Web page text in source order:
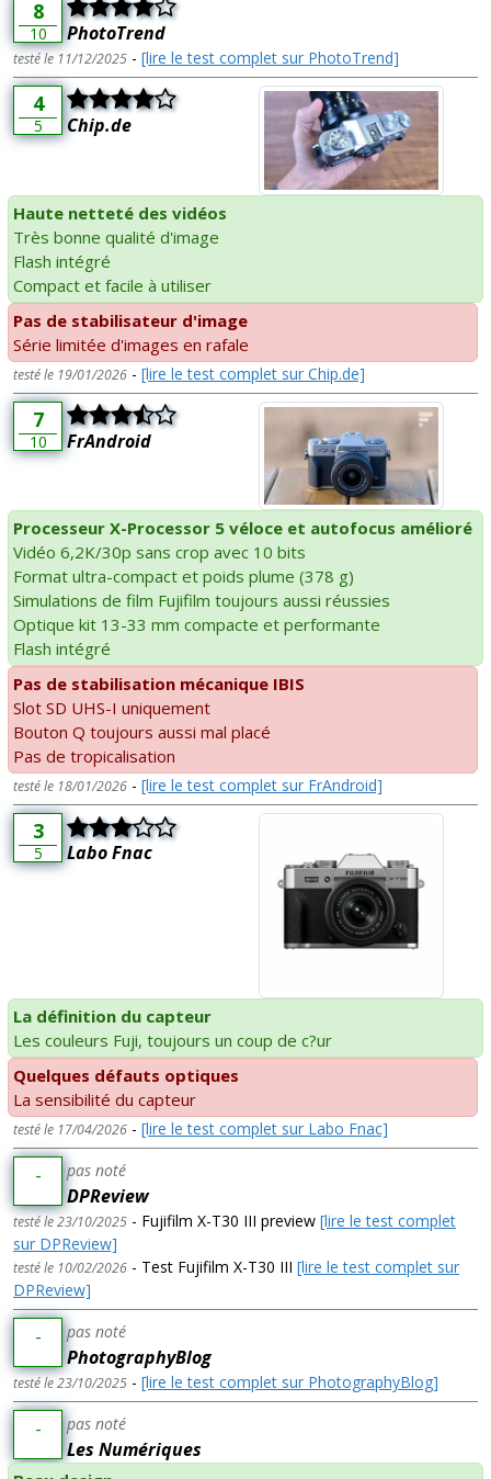
8
10 PhotoTrend
testé le 11/12/2025 - [lire le test complet sur PhotoTrend]
4
5 Chip.de
Haute netteté des vidéos
Très bonne qualité d'image
Flash intégré
Compact et facile à utiliser
Pas de stabilisateur d'image
Série limitée d'images en rafale
testé le 19/01/2026 - [lire le test complet sur Chip.de]
7
10 FrAndroid
Processeur X-Processor 5 véloce et autofocus amélioré
Vidéo 6,2K/30p sans crop avec 10 bits
Format ultra-compact et poids plume (378 g)
Simulations de film Fujifilm toujours aussi réussies
Optique kit 13-33 mm compacte et performante
Flash intégré
Pas de stabilisation mécanique IBIS
Slot SD UHS-I uniquement
Bouton Q toujours aussi mal placé
Pas de tropicalisation
testé le 18/01/2026 - [lire le test complet sur FrAndroid]
3
5 Labo Fnac
La définition du capteur
Les couleurs Fuji, toujours un coup de c?ur
Quelques défauts optiques
La sensibilité du capteur
testé le 17/04/2026 - [lire le test complet sur Labo Fnac]
- pas noté
DPReview
testé le 23/10/2025 - Fujifilm X-T30 III preview [lire le test complet
sur DPReview]
testé le 10/02/2026 - Test Fujifilm X-T30 III [lire le test complet sur
DPReview]
- pas noté
PhotographyBlog
testé le 23/10/2025 - [lire le test complet sur PhotographyBlog]
- pas noté
Les Numériques